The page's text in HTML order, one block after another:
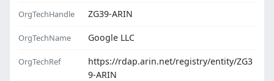
OrgTechHandle ZG39-ARIN
OrgTechName Google LLC
OrgTechRef
https://rdap.arin.net/registry/entity/ZG3
9-ARIN